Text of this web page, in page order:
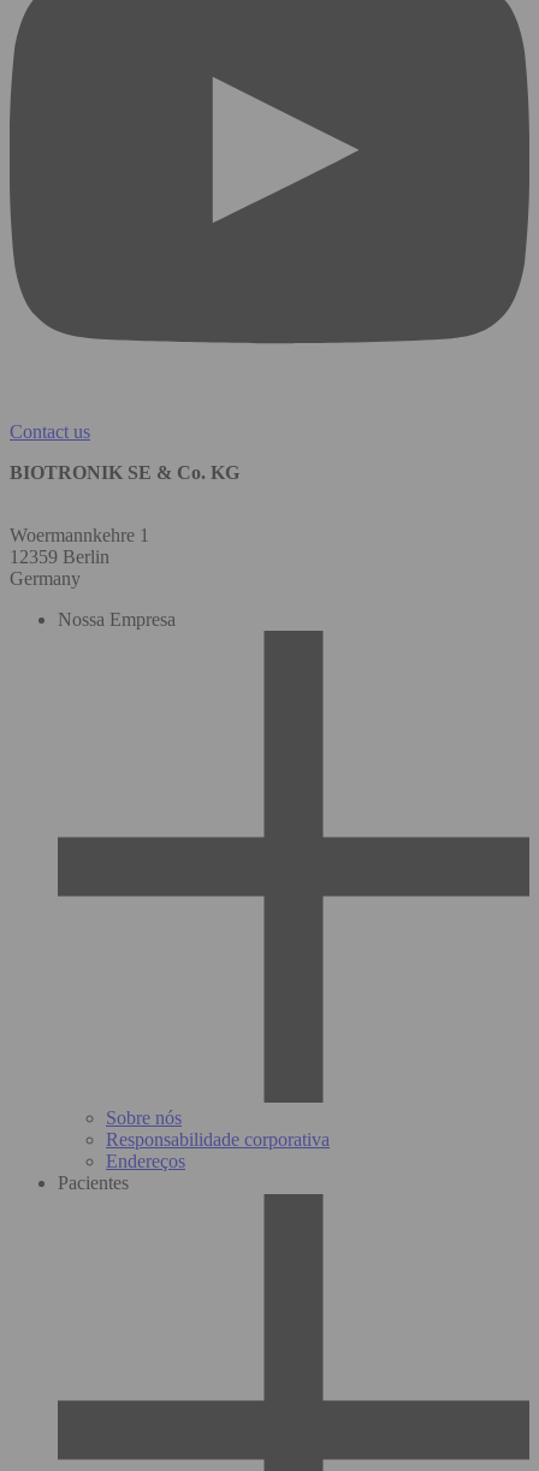
Contact us
BIOTRONIK SE & Co. KG
Woermannkehre 1
12359 Berlin
Germany
Nossa Empresa
Sobre nós
Responsabilidade corporativa
Endereços
Pacientes